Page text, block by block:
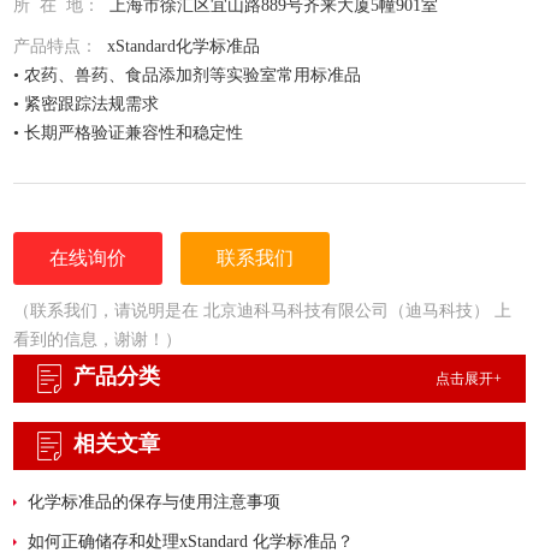
所 在 地：上海市徐汇区宜山路889号齐来大厦5幢901室
产品特点：xStandard化学标准品
• 农药、兽药、食品添加剂等实验室常用标准品
• 紧密跟踪法规需求
• 长期严格验证兼容性和稳定性
• 详尽的分析证书（COA）
• 更为人性化的小包装量，利于保存，节约成本
在线询价 联系我们
（联系我们，请说明是在 北京迪科马科技有限公司（迪马科技） 上
看到的信息，谢谢！）
产品分类 点击展开+
相关文章
化学标准品的保存与使用注意事项
如何正确储存和处理xStandard 化学标准品？